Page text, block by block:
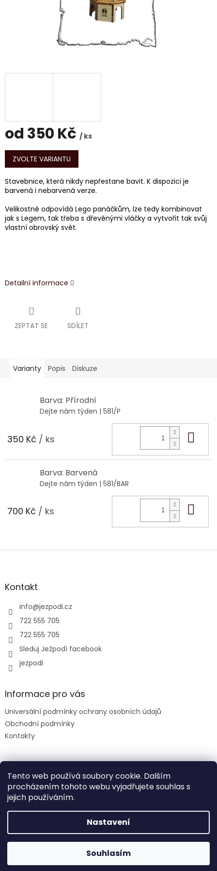
Tento web používá soubory cookie. Dalším
procházením tohoto webu vyjadřujete souhlas s
jejich používáním.
Nastavení
Souhlasím
slevový kód: DENDETI
DOPRAVA nad 1500 ZDARMA
CNC ŘEZÁNÍ NA ZAKÁZKU - OZVĚTE SE NÁM !
od 350 Kč / ks
Měrná
cena:
ZVOLTE VARIANTU
Stavebnice, která nikdy nepřestane bavit. K dispozici je
barvená i nebarvená verze.
Velikostně odpovídá Lego panáčkům, lze tedy kombinovat
jak s Legem, tak třeba s dřevěnými vláčky a vytvořit tak svůj
vlastní obrovský svět.
Detailní informace
ZEPTAT SE SDÍLET
Varianty Popis Diskuze
Barva: Přírodní
Dejte nám týden | 581/P
350 Kč / ks
Barva: Barvená
Dejte nám týden | 581/BAR
700 Kč / ks
Z
aKontakt
info@jezpodi.cz
722 555 705
722 555 705
Sleduj Ježpodí facebook
jezpodi
Informace pro vás
Universální podmínky ochrany osobních údajů
Obchodní podmínky
Kontakty
Facebook
Vytvořil Shoptet
Ježpodi s.r.o.. Všechna práva vyhrazena.